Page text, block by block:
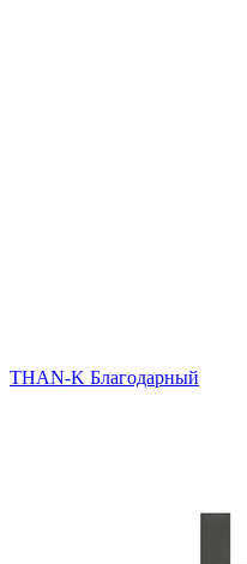
THAN-K Благодарный